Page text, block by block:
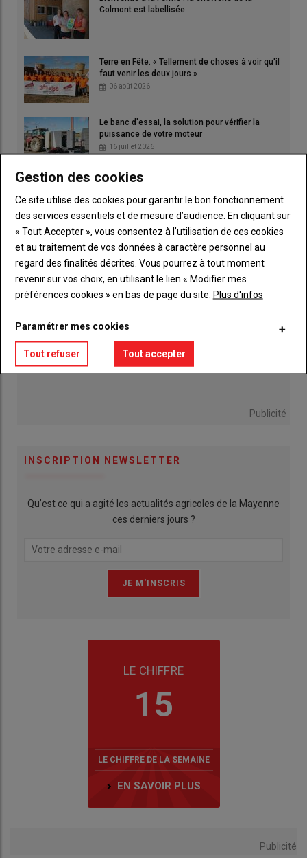
Colmont est labellisée
Terre en Fête. « Tellement de choses à voir qu'il
faut venir les deux jours »
06 août 2026
Le banc d'essai, la solution pour vérifier la
puissance de votre moteur
16 juillet 2026
Terrena. Moissons : une récolte 2026 «
exceptionnellement précoce »
06 août 2026
Publicité
INSCRIPTION NEWSLETTER
Qu’est ce qui a agité les actualités agricoles de la Mayenne
ces derniers jours ?
LE CHIFFRE
15
LE CHIFFRE DE LA SEMAINE
EN SAVOIR PLUS
Publicité
Gestion des cookies
Ce site utilise des cookies pour garantir le bon fonctionnement
des services essentiels et de mesure d’audience. En cliquant sur
« Tout Accepter », vous consentez à l’utilisation de ces cookies
et au traitement de vos données à caractère personnel au
regard des finalités décrites. Vous pourrez à tout moment
revenir sur vos choix, en utilisant le lien « Modifier mes
préférences cookies » en bas de page du site. Plus d'infos
Paramétrer mes cookies
Tout refuser Tout accepter